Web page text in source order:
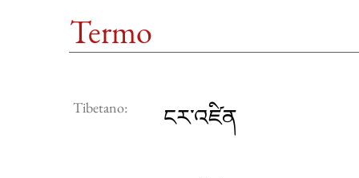
Termo
Tibetano: ངར་འཛིན